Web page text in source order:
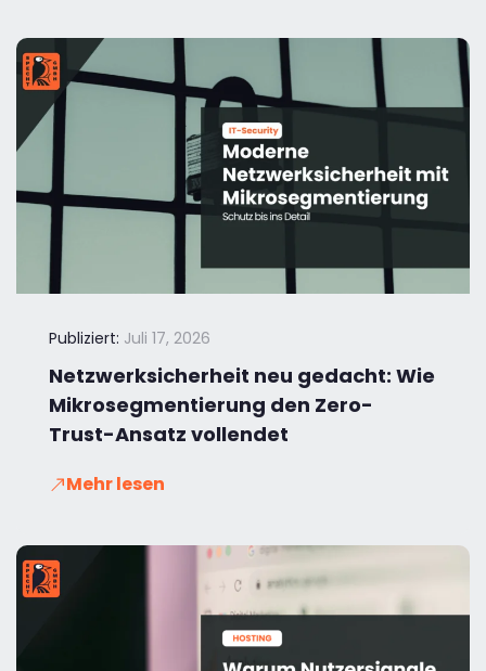
Publiziert: Juli 17, 2026
Netzwerksicherheit neu gedacht: Wie
Mikrosegmentierung den Zero-
Trust-Ansatz vollendet
Mehr lesen